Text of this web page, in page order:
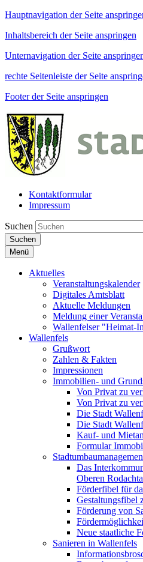
Hauptnavigation der Seite
Inhaltsbereich der Seite anspringen
Unternavigation der Seite
rechte Seitenleiste der Seite
Footer der Seite anspringen
Kontaktformular
Impressum
Suchen
Suchen
Menü
Aktuelles
Veranstaltungskalender
Digitales Amtsblatt
Aktuelle Meldungen
Meldung einer
Wallenfelser "Heimat-
Wallenfels
Grußwort
Zahlen & Fakten
Impressionen
Immobilien- und
Von Privat zu
Von Privat zu
Die Stadt
Die Stadt
Kauf- und
Formular
Das
Oberen
Förderfibel für
Gestaltungsfibel
Förderung von
Neue staatliche
Sanieren in Wallenfels